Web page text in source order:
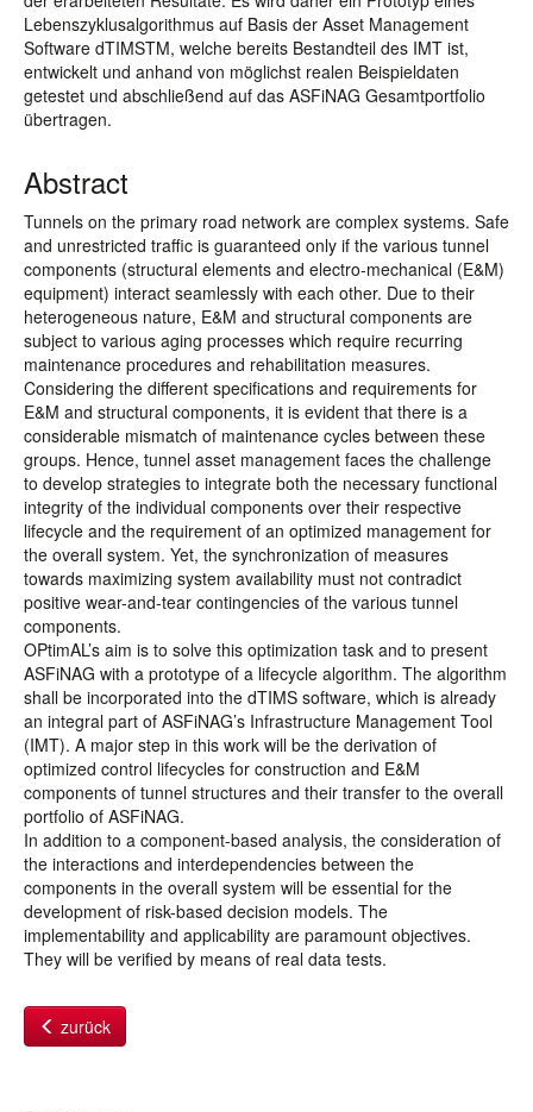
Lebenszyklusalgorithmus auf Basis der Asset Management
Software dTIMSTM, welche bereits Bestandteil des IMT ist,
entwickelt und anhand von möglichst realen Beispieldaten
getestet und abschließend auf das ASFiNAG Gesamtportfolio
übertragen.
Abstract
Tunnels on the primary road network are complex systems. Safe
and unrestricted traffic is guaranteed only if the various tunnel
components (structural elements and electro-mechanical (E&M)
equipment) interact seamlessly with each other. Due to their
heterogeneous nature, E&M and structural components are
subject to various aging processes which require recurring
maintenance procedures and rehabilitation measures.
Considering the different specifications and requirements for
E&M and structural components, it is evident that there is a
considerable mismatch of maintenance cycles between these
groups. Hence, tunnel asset management faces the challenge
to develop strategies to integrate both the necessary functional
integrity of the individual components over their respective
lifecycle and the requirement of an optimized management for
the overall system. Yet, the synchronization of measures
towards maximizing system availability must not contradict
positive wear-and-tear contingencies of the various tunnel
components.
OPtimAL’s aim is to solve this optimization task and to present
ASFiNAG with a prototype of a lifecycle algorithm. The algorithm
shall be incorporated into the dTIMS software, which is already
an integral part of ASFiNAG’s Infrastructure Management Tool
(IMT). A major step in this work will be the derivation of
optimized control lifecycles for construction and E&M
components of tunnel structures and their transfer to the overall
portfolio of ASFiNAG.
In addition to a component-based analysis, the consideration of
the interactions and interdependencies between the
components in the overall system will be essential for the
development of risk-based decision models. The
implementability and applicability are paramount objectives.
They will be verified by means of real data tests.
zurück